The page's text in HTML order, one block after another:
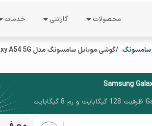
محصولات
گوشی موبایل
تبلت
گارانتی
نوبت دهی
خدمات
فرصت
سامسونگ گوشی موبایل سامسونگ مدل Galaxy A54 5G ظرفیت 128 گیگابایت و رم 8 گیگابایت
Samsung